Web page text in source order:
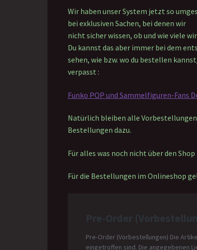
Wir haben unser System jetzt so
bei exklusiven Sachen, bei denen wir
nicht sicher wissen, ob und wie viele
Du kannst das aber immer bei dem
sehen, wie bzw. wo du bestellen
verpasst :
Funko POP und Sammelfiguren-Fans
Natürlich bleiben alle
Bestellungen dazu.
Für alles was noch nicht über den
Für die Bestellungen im Onlineshop